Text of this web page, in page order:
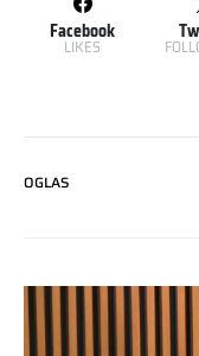
Facebook
LIKES
OGLAS